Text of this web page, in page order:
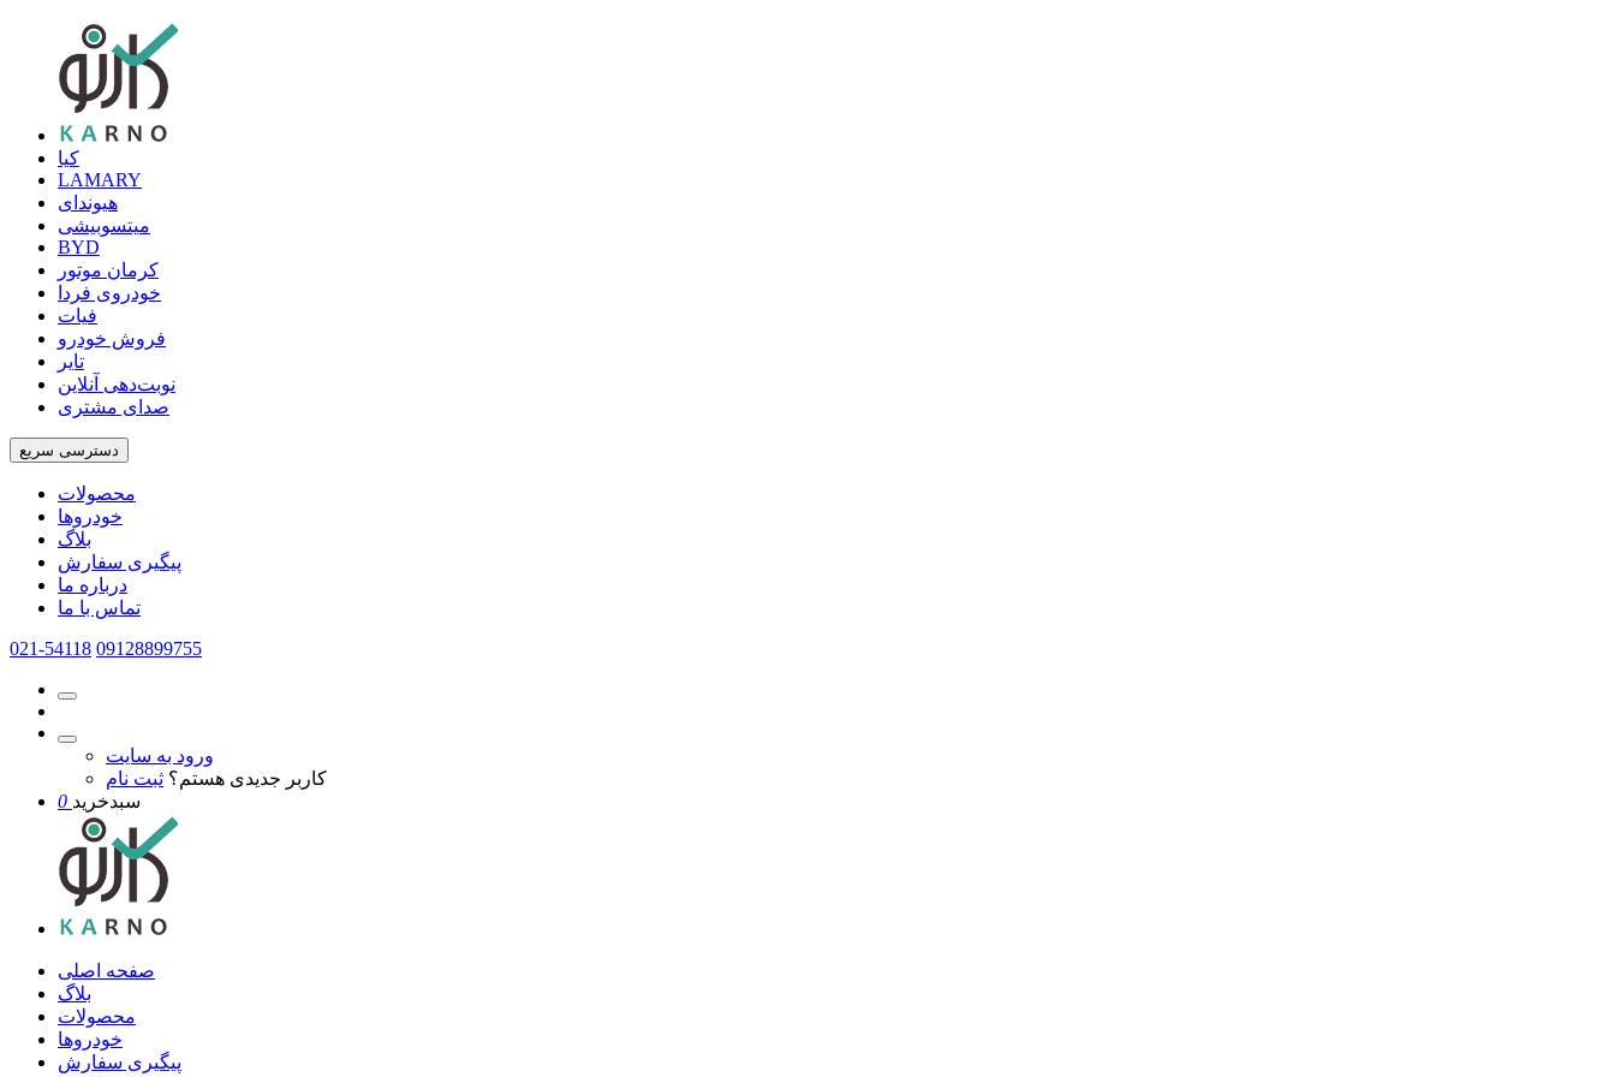
کیا
LAMARY
هیوندای
میتسوبیشی
BYD
کرمان موتور
خودروی فردا
فیات
فروش خودرو
تایر
نوبت‌دهی آنلاین
صدای مشتری
دسترسی سریع
محصولات
خودروها
بلاگ
پیگیری سفارش
درباره ما
تماس با ما
021-54118 09128899755
ورود به سایت
کاربر جدیدی هستم؟ ثبت نام
0 سبدخرید
صفحه اصلی
بلاگ
محصولات
خودروها
پیگیری سفارش